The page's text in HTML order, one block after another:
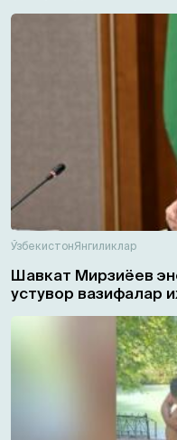
ЎзбекистонЯнгиликлар
Шавкат Мирзиёев
устувор вазифалар